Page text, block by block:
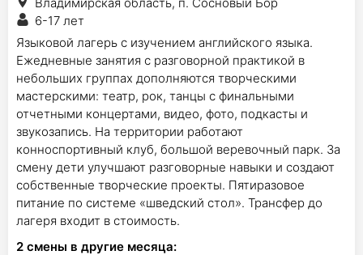
6-17 лет
Языковой лагерь с изучением английского языка.
Ежедневные занятия с разговорной практикой в
небольших группах дополняются творческими
мастерскими: театр, рок, танцы с финальными
отчетными концертами, видео, фото, подкасты и
звукозапись. На территории работают
конноспортивный клуб, большой веревочный парк. За
смену дети улучшают разговорные навыки и создают
собственные творческие проекты. Пятиразовое
питание по системе «шведский стол». Трансфер до
лагеря входит в стоимость.
2 смены в другие месяца: